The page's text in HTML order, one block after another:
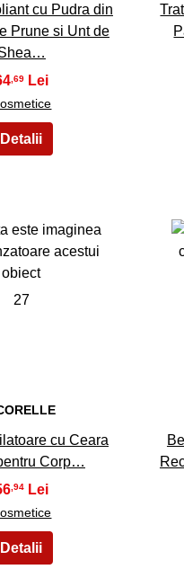
cu Pudra din
Prune si Unt de
,69
27
cu Ceara
Corp…
,94